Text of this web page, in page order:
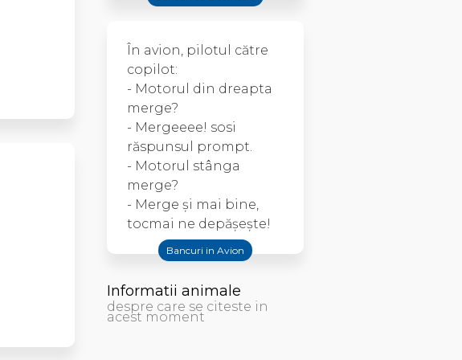
În avion, pilotul către
copilot:
- Motorul din dreapta
merge?
- Mergeeee! sosi
răspunsul prompt.
- Motorul stânga
merge?
- Merge şi mai bine,
tocmai ne depăşeşte!
Bancuri in Avion
Informatii animale
despre care se citeste in
acest moment